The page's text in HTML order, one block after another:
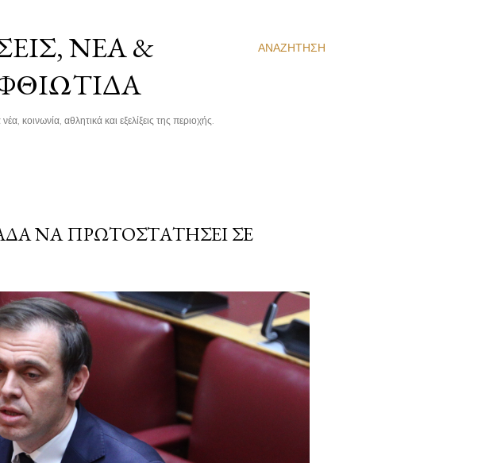
ΑΝΑΖΉΤΗΣΗ
ΝΈΑ &
κοινωνία, αθλητικά και εξελίξεις της περιοχής.
ΝΑ ΠΡΩΤΟΣΤΑΤΉΣΕΙ ΣΕ